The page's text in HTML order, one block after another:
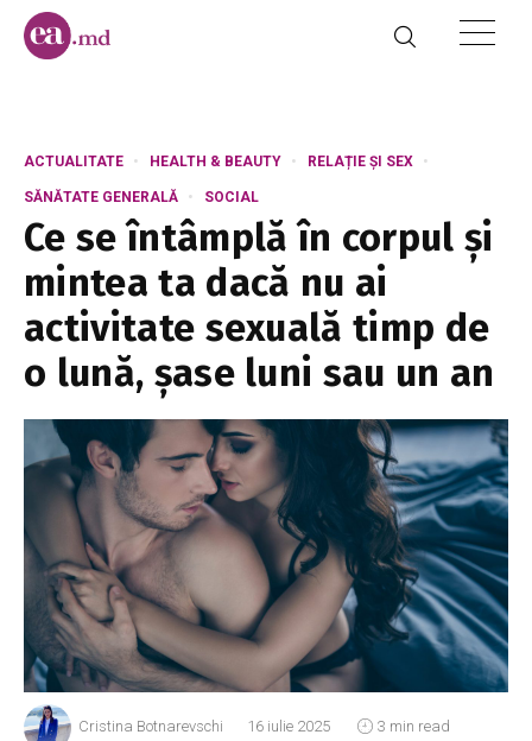
ACTUALITATE HEALTH & BEAUTY RELAȚIE ȘI SEX
SĂNĂTATE GENERALĂ SOCIAL
Ce se întâmplă în corpul și
mintea ta dacă nu ai
activitate sexuală timp de
o lună, șase luni sau un an
Cristina Botnarevschi 16 iulie 2025 3 min read